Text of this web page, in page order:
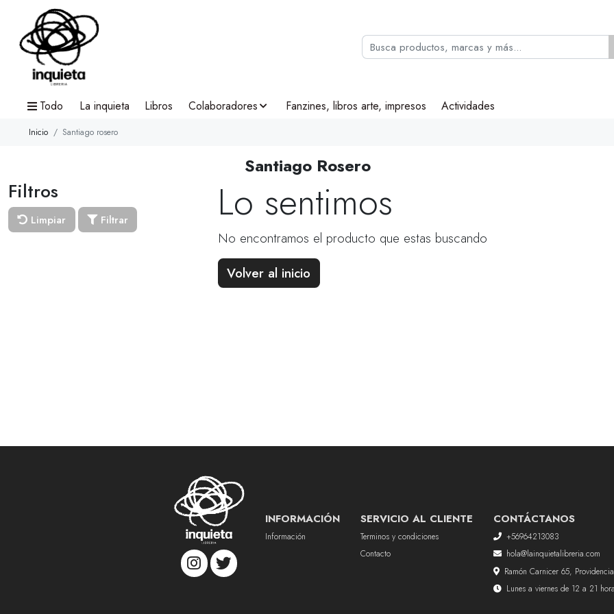
Todo La inquieta Libros Colaboradores Fanzines, libros arte, impresos Actividades
Inicio Santiago rosero
Santiago Rosero
Filtros
Limpiar Filtrar Lo sentimos
No encontramos el producto que estas buscando
Volver al inicio
INFORMACIÓN
Información
SERVICIO AL CLIENTE
Terminos y condiciones
Contacto
CONTÁCTANOS
+56964213083
hola@lainquietalibreria.com
Ramón Carnicer 65,
Lunes a viernes de 12 a 21